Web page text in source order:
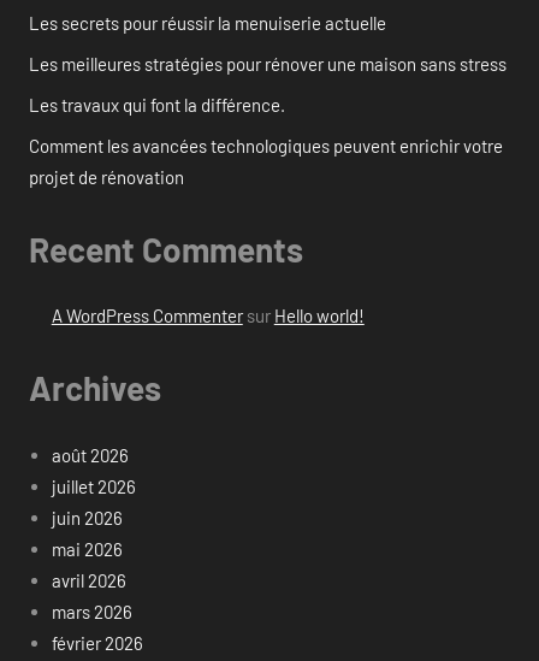
Les secrets pour réussir la menuiserie actuelle
Les meilleures stratégies pour rénover une maison sans stress
Les travaux qui font la différence.
Comment les avancées technologiques peuvent enrichir votre
projet de rénovation
Recent Comments
A WordPress Commentersur Hello world!
Archives
août 2026
juillet 2026
juin 2026
mai 2026
avril 2026
mars 2026
février 2026